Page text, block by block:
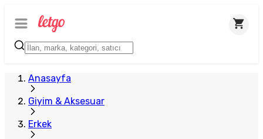
Anasayfa
Giyim & Aksesuar
Erkek
Plus Satıcı